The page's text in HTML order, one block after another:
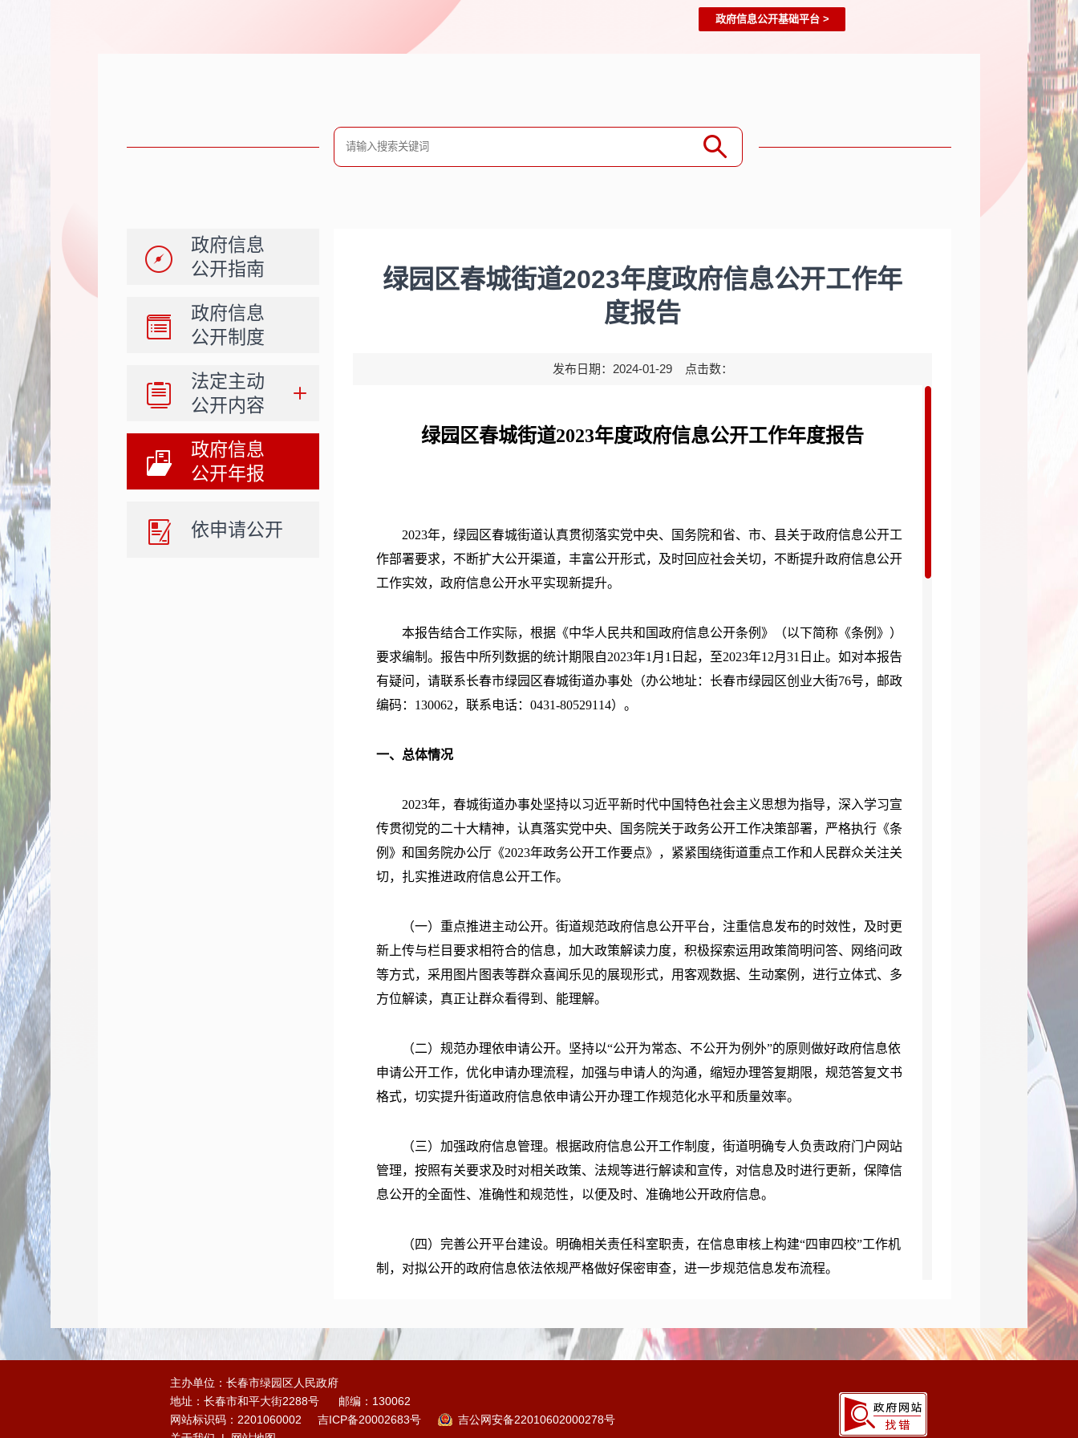
政府信息公开基础平台>
政府信息
公开指南
政府信息
公开制度
法定主动
公开内容
政府信息
公开年报
依申请公开
绿园区春城街道2023年度政府信息公开工作年
度报告
发布日期：2024-01-29 点击数：
绿园区春城街道2023年度政府信息公开工作年度报告
2023年， 绿园区春城街道认真贯彻落实党中央、国务院和省、市、县关于政府信息公开工
作部署要求，不断扩大公开渠道，丰富公开形式，及时回应社会关切，不断提升政府信息公开
工作实效，政府信息公开水平实现新提升。
本报告结合工作实际， 根据《中华人民共和国政府信息公开条例》（以下简称《条例》）
要求编制。报告中所列数据的统计期限自2023年1月1日起，至2023年12月31日止。如对本报告
有疑问，请联系长春市绿园区春城街道办事处（办公地址：长春市绿园区创业大街76号，邮政
编码：130062，联系电话：0431-80529114）。
一、总体情况
2023年， 春城街道办事处坚持以习近平新时代中国特色社会主义思想为指导，深入学习宣
传贯彻党的二十大精神，认真落实党中央、国务院关于政务公开工作决策部署，严格执行《条
例》和国务院办公厅《2023年政务公开工作要点》，紧紧围绕街道重点工作和人民群众关注关
切，扎实推进政府信息公开工作。
（一） 重点推进主动公开。街道规范政府信息公开平台，注重信息发布的时效性，及时更
新上传与栏目要求相符合的信息，加大政策解读力度，积极探索运用政策简明问答、网络问政
等方式，采用图片图表等群众喜闻乐见的展现形式，用客观数据、生动案例，进行立体式、多
方位解读，真正让群众看得到、能理解。
（二） 规范办理依申请公开。 坚持以“公开为常态、不公开为例外”的原则做好政府信息依
申请公开工作，优化申请办理流程，加强与申请人的沟通，缩短办理答复期限，规范答复文书
格式，切实提升街道政府信息依申请公开办理工作规范化水平和质量效率。
（三） 加强政府信息管理。根据政府信息公开工作制度， 街道明确专人负责政府门户网站
管理，按照有关要求及时对相关政策、法规等进行解读和宣传，对信息及时进行更新，保障信
息公开的全面性、准确性和规范性，以便及时、准确地公开政府信息。
（四） 完善公开平台建设。明确相关责任科室职责，在信息审核上构建“四审四校”工作机
制，对拟公开的政府信息依法依规严格做好保密审查，进一步规范信息发布流程。
控，与相关岗位人员签订保密协议，确保公开政务信息的准确性、权威性。